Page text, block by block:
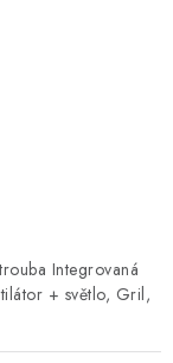
Integrovaná
+ světlo, Gril,